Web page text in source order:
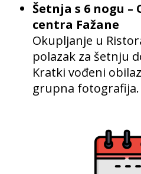
Šetnja s 6 nogu –
centra Fažane
Okupljanje u
polazak za šetnju
Kratki vođeni
grupna fotografija.